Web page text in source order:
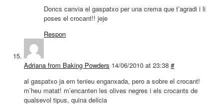
Doncs canvia el gaspatxo per una crema que t’agradi i li
poses el crocant!! jeje
Respon
Adriana from Baking Powders 14/06/2010 at 23:38 #
al gaspatxo ja em tenieu enganxada, pero a sobre el crocant!
m’heu matat! m’encanten les olives negres i els crocants de
qualsevol tipus, quina delicia